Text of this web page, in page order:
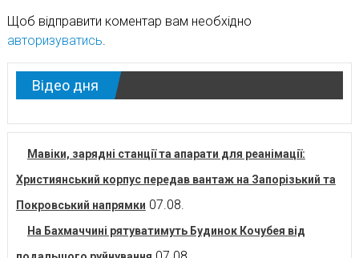
Щоб відправити коментар вам необхідно
авторизуватись.
Відео дня
Мавіки, зарядні станції та апарати для реанімації:
Християнський корпус передав вантаж на Запорізький та
Покровський напрямки 07.08.
На Бахмаччині рятуватимуть Будинок Кочубея від